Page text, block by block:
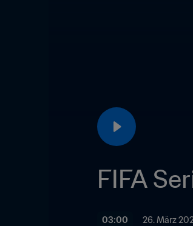
FIFA
03:00 26. März